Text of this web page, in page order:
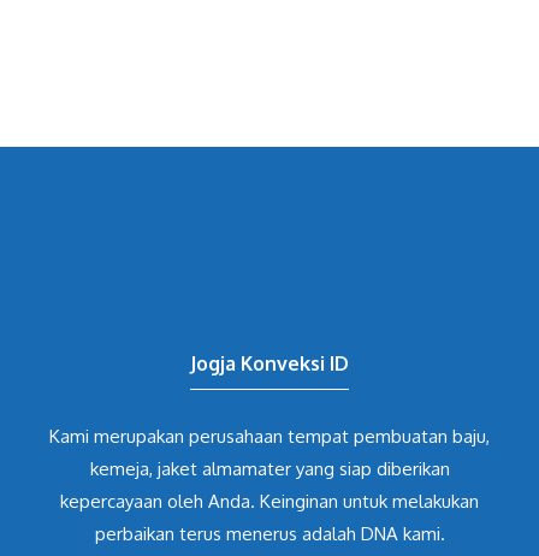
Jogja Konveksi ID
Kami merupakan perusahaan tempat pembuatan baju,
kemeja, jaket almamater yang siap diberikan
kepercayaan oleh Anda. Keinginan untuk melakukan
perbaikan terus menerus adalah DNA kami.